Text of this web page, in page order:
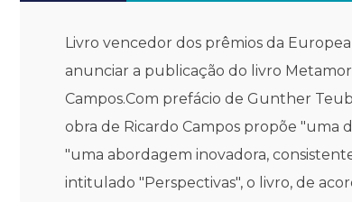
Livro vencedor dos prêmios da
anunciar a publicação do livro
Campos.Com prefácio de Gunther
obra de Ricardo Campos propõe "uma
"uma abordagem inovadora,
intitulado "Perspectivas", o livro, de